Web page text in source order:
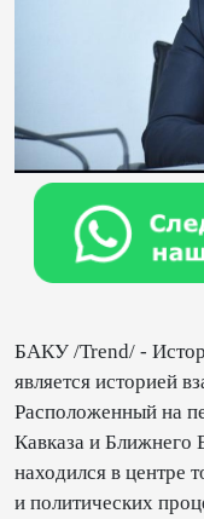
БАКУ /Trend/ -
является историей
Расположенный на
Кавказа и Ближнего
находился в центре
и политических